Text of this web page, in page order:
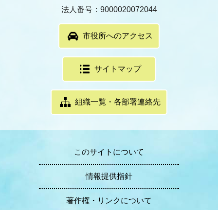
法人番号：9000020072044
市役所へのアクセス
サイトマップ
組織一覧・各部署連絡先
このサイトについて
情報提供指針
著作権・リンクについて